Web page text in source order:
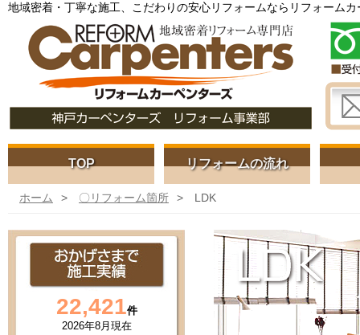
地域密着・丁寧な施工、こだわりの安心リフォームならリフォーム
TOP リフォームの流れ
ホーム 〇リフォーム箇所 LDK
22,421件
2026年8月現在